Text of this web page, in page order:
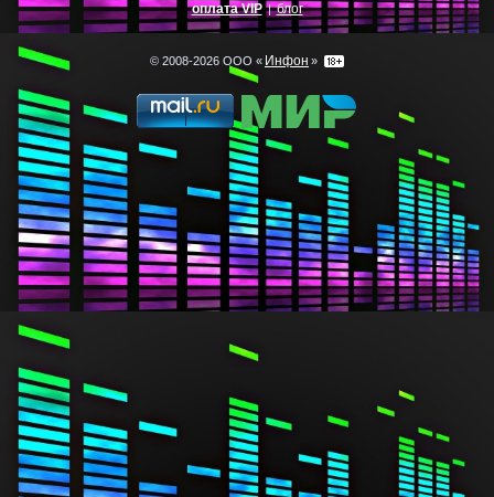
оплата VIP |блог
© 2008-2026 ООО « Инфон »